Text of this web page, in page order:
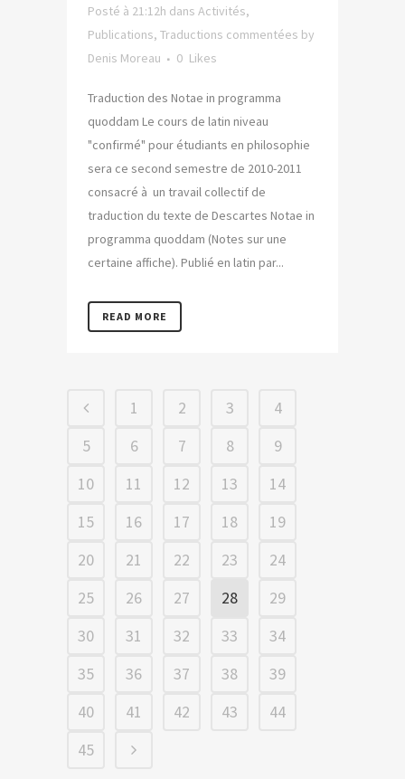
Posté à 21:12h dans Activités,
Publications, Traductions commentées by
Denis Moreau
0 Likes
Traduction des Notae in programma
quoddam Le cours de latin niveau
"confirmé" pour étudiants en philosophie
sera ce second semestre de 2010-2011
consacré à un travail collectif de
traduction du texte de Descartes Notae in
programma quoddam (Notes sur une
certaine affiche). Publié en latin par...
READ MORE
1 2 3
4
5
6 7 8
9
10
11 12 13
14
15
16 17 18
19
20
21 22 23
24
25
26 27 28
29
30
31 32 33
34
35
36 37 38
39
40
41 42 43
44
45